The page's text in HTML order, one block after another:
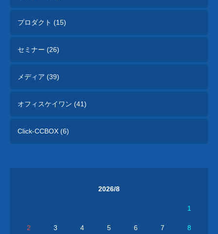
プロダクト (15)
セミナー (26)
メディア (39)
オフィスケイワン (41)
Click-CCBOX (6)
2026/8
1
2 3 4 5 6 7 8